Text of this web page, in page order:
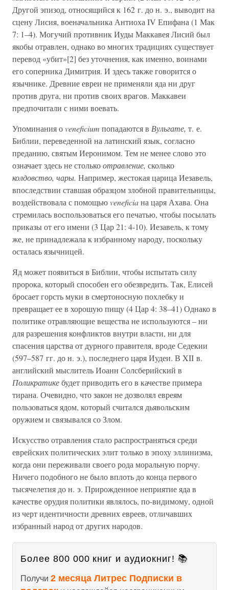
Другой эпизод, относящийся к 162 г. до н. э., выводит на
сцену Лисия, военачальника Антиоха IV Епифана (1 Мак
7: 1–4). Могучий противник Иуды Маккавея Лисий был
якобы отравлен, однако во многих традициях существует
перевод «убит»[2] без уточнения, как именно, воинами
его соперника Димитрия. И здесь также говорится о
язычнике. Древние евреи не применяли яда ни друг
против друга, ни против своих врагов. Маккавеи
предпочитали с ними воевать.
Упоминания оveneficium попадаются в Вульгате, т. е.
Библии, переведенной на латинский язык, согласно
преданию, святым Иеронимом. Тем не менее слово это
означает здесь не столькоотравление, сколько
колдовство, чары. Например, жестокая царица Иезавель,
впоследствии ставшая образцом злобной правительницы,
воздействовала с помощьюveneficiaна царя Ахава. Она
стремилась воспользоваться его печатью, чтобы посылать
приказы от его имени (3 Цар 21: 4-10). Иезавель, к тому
же, не принадлежала к избранному народу, поскольку
осталась язычницей.
Яд может появиться в Библии, чтобы испытать силу
пророка, который способен его обезвредить. Так, Елисей
бросает горсть муки в смертоносную похлебку и
превращает ее в хорошую пищу (4 Цар 4: 38–41) Однако в
политике отравляющие вещества не используются – ни
для разрешения конфликтов внутри власти, ни для
спасения царства от дурного правителя, вроде Седекии
(597–587 гг. до н. э.), последнего царя Иудеи. В XII в.
английский мыслитель Иоанн Солсберийский в
Поликратикебудет приводить его в качестве примера
тирана. Очевидно, что закон не дозволял евреям
пользоваться ядом, который считался дьявольским
оружием и связывался со Злом.
Искусство отравления стало распространяться среди
еврейских политических элит только в эпоху эллинизма,
когда они переживали своего рода моральную порчу.
Ничего подобного не было вплоть до конца первого
тысячелетия до н. э. Прирожденное неприятие яда в
качестве орудия политики являлось, по-видимому, одной
из черт идентичности древних евреев, отличавших
избранный народ от других народов.
Более 800 000 книг и аудиокниг! 📚
Получи 2 месяца Литрес Подписки в